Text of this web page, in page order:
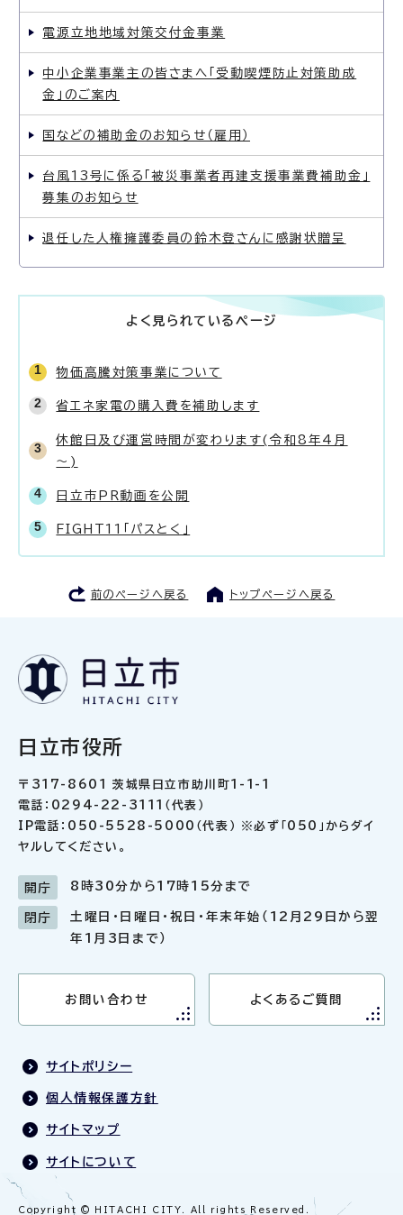
電源立地地域対策交付金事業
中小企業事業主の皆さまへ「受動喫煙防止対策助成
金」のご案内
国などの補助金のお知らせ（雇用）
台風13号に係る「被災事業者再建支援事業費補助金」
募集のお知らせ
退任した人権擁護委員の鈴木登さんに感謝状贈呈
よく見られているページ
物価高騰対策事業について
省エネ家電の購入費を補助します
休館日及び運営時間が変わります(令和8年4月
～)
日立市PR動画を公開
FIGHT11「パスとく」
前のページへ戻る トップページへ戻る
日立市役所
〒317-8601 茨城県日立市助川町1-1-1
電話：0294-22-3111（代表）
IP電話：050-5528-5000（代表） ※必ず「050」からダイ
ヤルしてください。
開庁 8時30分から17時15分まで
閉庁
土曜日・日曜日・祝日・年末年始（12月29日から翌
年1月3日まで）
お問い合わせ よくあるご質問
サイトポリシー
個人情報保護方針
サイトマップ
サイトについて
Copyright © HITACHI CITY. All rights Reserved.